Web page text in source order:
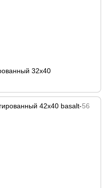
32х40